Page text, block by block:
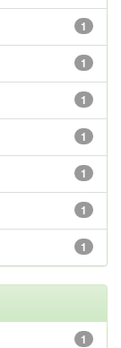
1
1
1
1
1
1
1
1